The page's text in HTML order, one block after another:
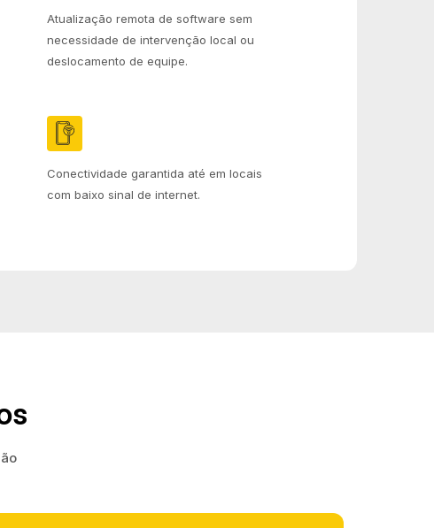
Atualização remota de software sem
necessidade de intervenção local ou
deslocamento de equipe.
Conectividade garantida até em locais
com baixo sinal de internet.